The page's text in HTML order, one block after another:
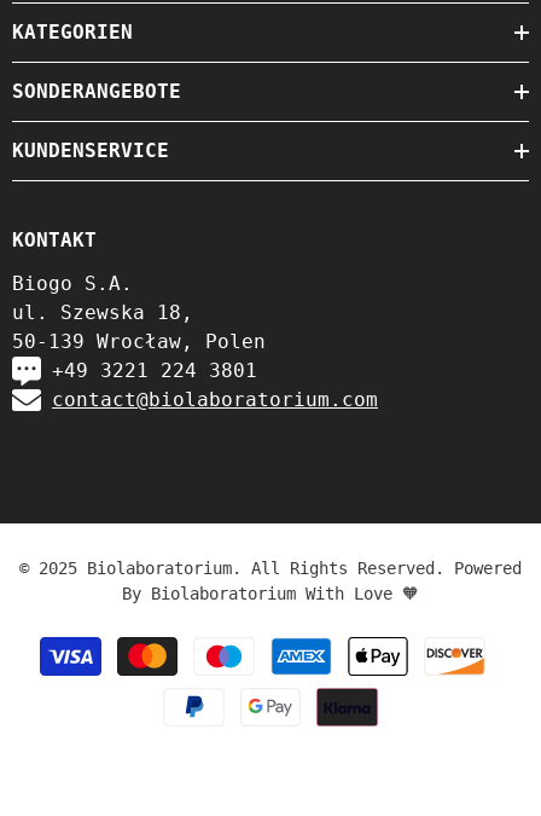
KATEGORIEN
SONDERANGEBOTE
KUNDENSERVICE
KONTAKT
Biogo S.A.
ul. Szewska 18,
50-139 Wrocław, Polen
+49 3221 224 3801
contact@biolaboratorium.com
© 2025 Biolaboratorium. All Rights Reserved. Powered
By Biolaboratorium With Love 🧡
Zahlungsmethoden